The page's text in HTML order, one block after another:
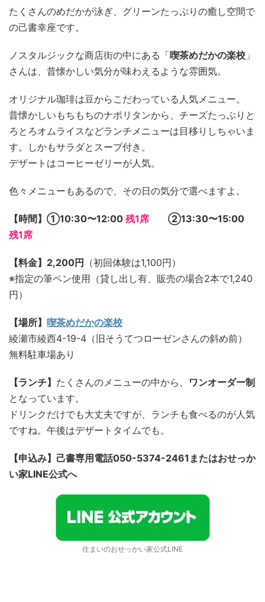
たくさんのめだかが泳ぎ、グリーンたっぷりの癒し空間で
の己書幸座です。
ノスタルジックな商店街の中にある「喫茶めだかの楽校 」
さんは、昔懐かしい気分が味わえるような雰囲気。
オリジナル珈琲は豆からこだわっている人気メニュー。
昔懐かしいもちもちのナポリタンから、チーズたっぷりと
ろとろオムライスなどランチメニューは目移りしちゃいま
す。しかもサラダとスープ付き。
デザートはコーヒーゼリーが人気。
色々メニューもあるので、その日の気分で選べますよ。
【時間】①10:30〜12:00 残1席 ②13:30〜15:00
残1席
【料金】2,200円 （初回体験は1,100円）
※指定の筆ペン使用（貸し出し有、販売の場合2本で1,240
円）
【場所】 喫茶めだかの楽校
綾瀬市綾西4-19-4（旧そうてつローゼンさんの斜め前）
無料駐車場あり
【ランチ】 たくさんのメニューの中から、 ワンオーダー制
となっています。
ドリンクだけでも大丈夫ですが、ランチも食べるのが人気
ですね。午後はデザートタイムでも。
【申込み】己書専用電話050-5374-2461またはおせっか
い家LINE公式へ
住まいのおせっかい家公式LINE